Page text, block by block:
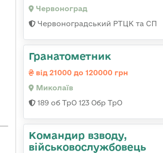
Червоноград
Червоноградський РТЦК та СП
Гранатометник
від 21000 до 120000 грн
Миколаїв
189 об ТрО 123 Обр ТрО
Командир взводу,
військовослужбовець